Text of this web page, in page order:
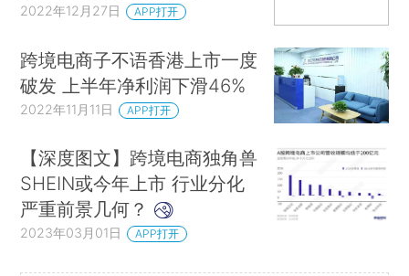
2022年12月27日 APP打开
跨境电商子不语香港上市一度
破发 上半年净利润下滑46%
2022年11月11日 APP打开
【深度图文】跨境电商独角兽
SHEIN或今年上市 行业分化
严重前景几何？
2023年03月01日 APP打开